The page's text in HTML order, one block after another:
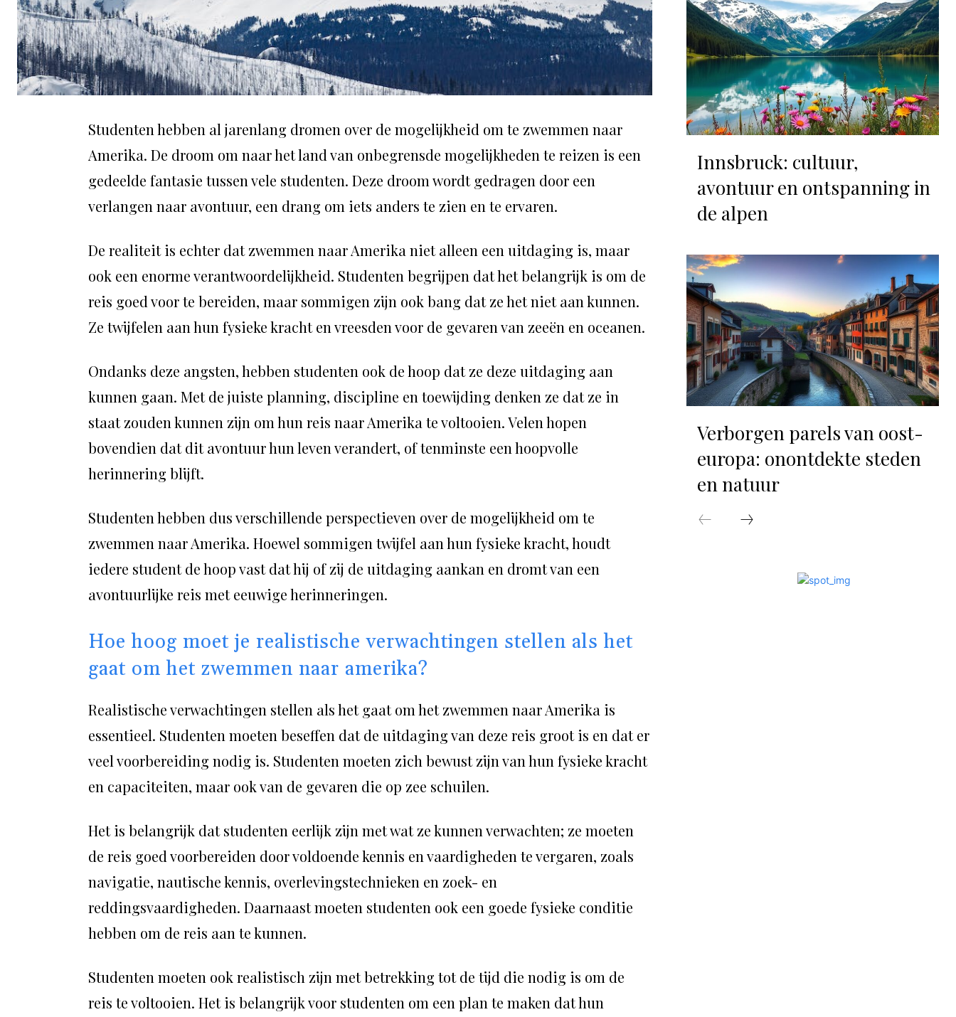
Studenten hebben al jarenlang dromen over de mogelijkheid om te zwemmen naar
Amerika. De droom om naar het land van onbegrensde mogelijkheden te reizen is een
gedeelde fantasie tussen vele studenten. Deze droom wordt gedragen door een
verlangen naar avontuur, een drang om iets anders te zien en te ervaren.
De realiteit is echter dat zwemmen naar Amerika niet alleen een uitdaging is, maar
ook een enorme verantwoordelijkheid. Studenten begrijpen dat het belangrijk is om de
reis goed voor te bereiden, maar sommigen zijn ook bang dat ze het niet aan kunnen.
Ze twijfelen aan hun fysieke kracht en vreesden voor de gevaren van zeeën en oceanen.
Ondanks deze angsten, hebben studenten ook de hoop dat ze deze uitdaging aan
kunnen gaan. Met de juiste planning, discipline en toewijding denken ze dat ze in
staat zouden kunnen zijn om hun reis naar Amerika te voltooien. Velen hopen
bovendien dat dit avontuur hun leven verandert, of tenminste een hoopvolle
herinnering blijft.
Studenten hebben dus verschillende perspectieven over de mogelijkheid om te
zwemmen naar Amerika. Hoewel sommigen twijfel aan hun fysieke kracht, houdt
iedere student de hoop vast dat hij of zij de uitdaging aankan en dromt van een
avontuurlijke reis met eeuwige herinneringen.
Hoe hoog moet je realistische verwachtingen stellen als het
gaat om het zwemmen naar amerika?
Realistische verwachtingen stellen als het gaat om het zwemmen naar Amerika is
essentieel. Studenten moeten beseffen dat de uitdaging van deze reis groot is en dat er
veel voorbereiding nodig is. Studenten moeten zich bewust zijn van hun fysieke kracht
en capaciteiten, maar ook van de gevaren die op zee schuilen.
Het is belangrijk dat studenten eerlijk zijn met wat ze kunnen verwachten; ze moeten
de reis goed voorbereiden door voldoende kennis en vaardigheden te vergaren, zoals
navigatie, nautische kennis, overlevingstechnieken en zoek- en
reddingsvaardigheden. Daarnaast moeten studenten ook een goede fysieke conditie
hebben om de reis aan te kunnen.
Studenten moeten ook realistisch zijn met betrekking tot de tijd die nodig is om de
reis te voltooien. Het is belangrijk voor studenten om een plan te maken dat hun
Innsbruck: cultuur,
avontuur en ontspanning in
de alpen
Verborgen parels van oost-
europa: onontdekte steden
en natuur